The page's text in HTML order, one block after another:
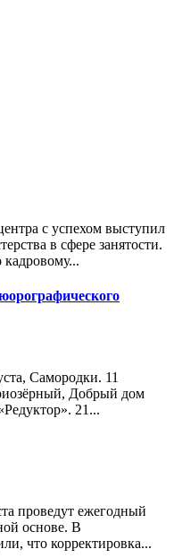
с успехом выступил
в сфере занятости.
Самородки. 11
Добрый дом
21...
проведут ежегодный
основе. В
что корректировка...